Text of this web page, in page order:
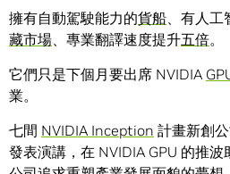
擁有自動駕駛能力的貨船、有人工
藏市場、專業翻譯速度提升五倍。
它們只是下個月要出席 NVIDIA
業。
七間 NVIDIA Inception 計畫新創
發表演講，在 NVIDIA GPU 的推